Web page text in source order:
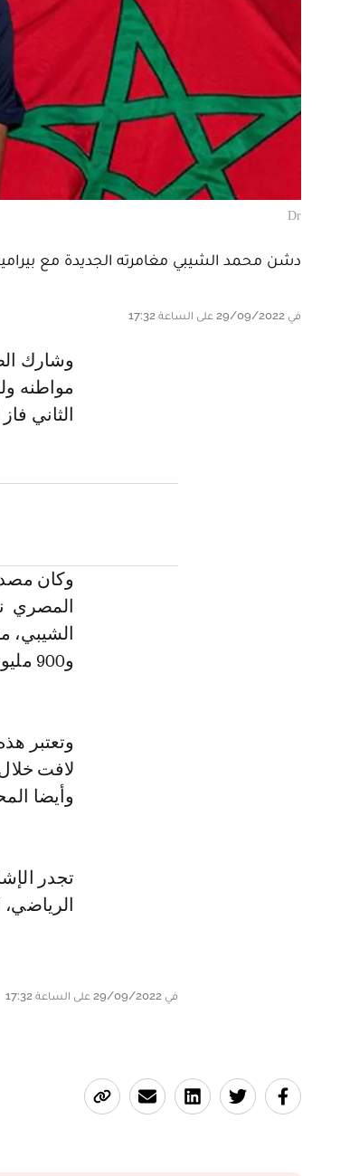
Dr
دشن محمد الشيبي مغامرته الجديدة مع
في 29/09/2022 على الساعة 17:32
و شارك الظهير الأيمن للجيش الملكي سابقا أساسيا في المباراة إلى جانب
مواطنه
الثاني
المصري
و900 مليون سنتيم .
وتعتبر
لافت
وأيضا
تجدر
في 29/09/2022 على الساعة 17:32